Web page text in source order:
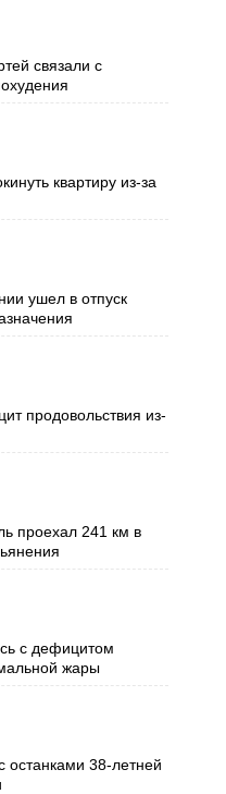
связали с
квартиру из-за
ушел в отпуск
продовольствия из-
проехал 241 км в
с дефицитом
жары
останками 38-летней